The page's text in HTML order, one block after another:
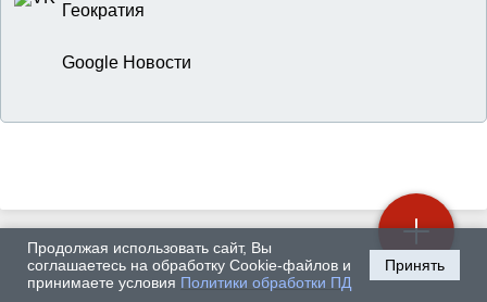
Геократия
Google Новости
Продолжая использовать сайт, Вы
соглашаетесь на обработку Cookie-файлов и
принимаете условия Политики обработки ПД
Принять